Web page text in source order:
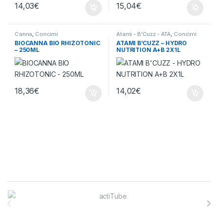
14,03€ 15,04€
Canna, Concimi
BIOCANNA BIO RHIZOTONIC
– 250ML
18,36€
Atami - B'Cuzz - ATA, Concimi
ATAMI B’CUZZ – HYDRO
NUTRITION A+B 2X1L
14,02€
Brands Carousel